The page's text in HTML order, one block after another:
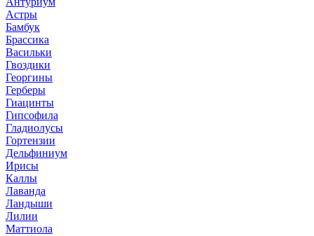
Астры
Бамбук
Брассика
Васильки
Гвоздики
Георгины
Герберы
Гиацинты
Гипсофила
Гладиолусы
Гортензии
Дельфиниум
Ирисы
Каллы
Лаванда
Ландыши
Лилии
Маттиола